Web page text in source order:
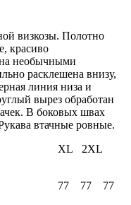
визкозы. Полотно
красиво
необычными
расклешена внизу,
линия низа и
вырез обработан
В боковых швах
втачные ровные.
2XL
77 77 77